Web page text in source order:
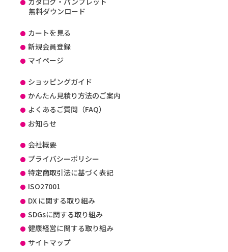
無料ダウンロード
カートを見る
新規会員登録
マイページ
ショッピングガイド
かんたん見積り方法のご案内
よくあるご質問（FAQ）
お知らせ
会社概要
プライバシーポリシー
特定商取引法に基づく表記
ISO27001
DX に関する取り組み
SDGsに関する取り組み
健康経営に関する取り組み
サイトマップ